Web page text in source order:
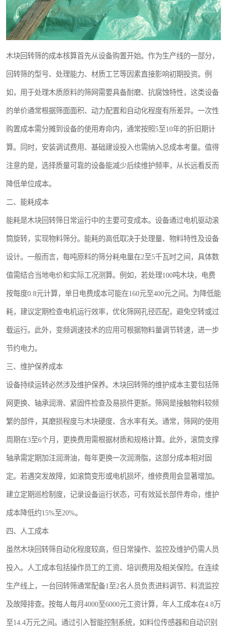
木块回转筛的成本核算首先从设备购置开始。作为生产线的一部分，
回转筛的型号、处理能力、材质工艺等因素直接影响初期投资。例
如，用于处理木质原料的筛网需要具备耐磨、抗腐蚀特性，这类设备
的单价通常根据筛面面积、动力配置和自动化程度有所差异。一次性
购置成本需分摊到设备的使用寿命内，通常按照5至10年的折旧期计
算。同时，安装调试费用、基础建设投入也需纳入总成本考量。值得
注意的是，选择质量可靠的设备能减少后续维护频率，从长远看反而
降低单位成本。
二、能耗成本
能耗是木块回转筛日常运行中的主要可变成本。设备通过电机驱动滚
筒旋转，实现物料筛分。能耗的高低取决于处理量、物料特性及设备
设计。一般而言，每吨原料的筛分耗电量在2至5千瓦时之间，具体数
值需结合当地电价和实际工况测算。例如，若处理100吨木块，电费
按每度0.8元计算，单日电费成本可能在160元至400元之间。为降低能
耗，建议定期检查电机运行效率，优化筛网孔径匹配，避免空转或过
载运行。此外，变频调速技术的应用可根据物料量调节转速，进一步
节约电力。
三、维护保养成本
设备持续运转必然涉及维护保养。木块回转筛的维护成本主要包括筛
网更换、轴承润滑、紧固件检查及易损件更新。筛网是接触物料较频
繁的部件，其磨损程度与木块硬度、含水率有关。通常，筛网的使用
周期在3至6个月，更换费用需根据材质和规格计算。此外，滚筒支撑
轴承需定期加注润滑油，每年更换一次润滑脂，这部分成本相对固
定。若遇突发故障，如滚筒变形或电机损坏，维修费用会显著增加。
建立定期巡检制度，记录设备运行状态，可有效延长部件寿命，维护
成本降低约15%至20%。
四、人工成本
虽然木块回转筛自动化程度较高，但日常操作、监控及维护仍需人员
投入。人工成本包括操作员工的工资、培训费用及相关保险。在连续
生产线上，一台回转筛通常配备1至2名人员负责进料调节、料流监控
及故障排查。按每人每月4000至6000元工资计算，年人工成本在4.8万
至14.4万元之间。通过引入智能控制系统，如料位传感器和自动识别